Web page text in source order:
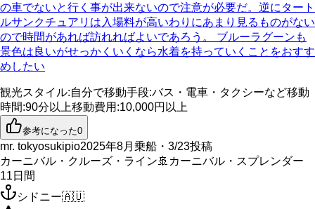
の車でないと行く事が出来ないので注意が必要だ。逆にタート
ルサンクチュアリは入場料が高いわりにあまり見るものがない
ので時間があれば訪れればよいであろう。 ブルーラグーンも
景色は良いがせっかくいくなら水着を持っていくことをおすす
めしたい
観光スタイル:自分で移動手段:バス・電車・タクシーなど移動
時間:90分以上移動費用 :10,000円以上
参考になった0
mr. tokyosukipio2025年8月乗船・3/23投稿
カーニバル・クルーズ・ライン🚢 カーニバル・スプレンダー
11日間
シドニー🇦🇺